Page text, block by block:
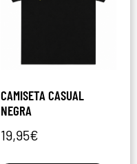
CAMISETA CASUAL
NEGRA
19,95€